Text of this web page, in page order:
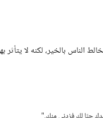
الناس بالخير، لكنه لا يتأثر